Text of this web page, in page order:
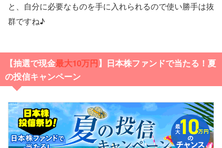
と、自分に必要なものを手に入れられるので使い勝手は抜
群ですね♪
【抽選で現金最大10万円】日本株ファンドで当たる！夏
の投信キャンペーン